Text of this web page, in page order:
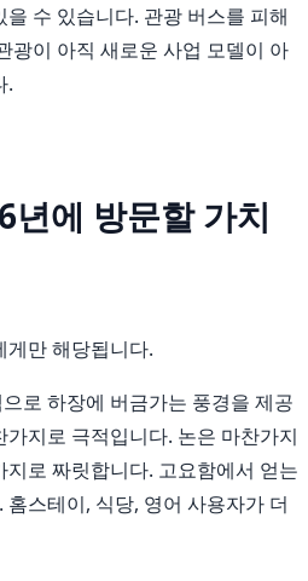
수 있습니다. 관광 버스를 피해
광이 아직 새로운 사업 모델이 아
.
년에 방문할 가치
게만 해당됩니다.
로 하장에 버금가는 풍경을 제공
지로 극적입니다. 논은 마찬가지
로 짜릿합니다. 고요함에서 얻는
스테이, 식당, 영어 사용자가 더